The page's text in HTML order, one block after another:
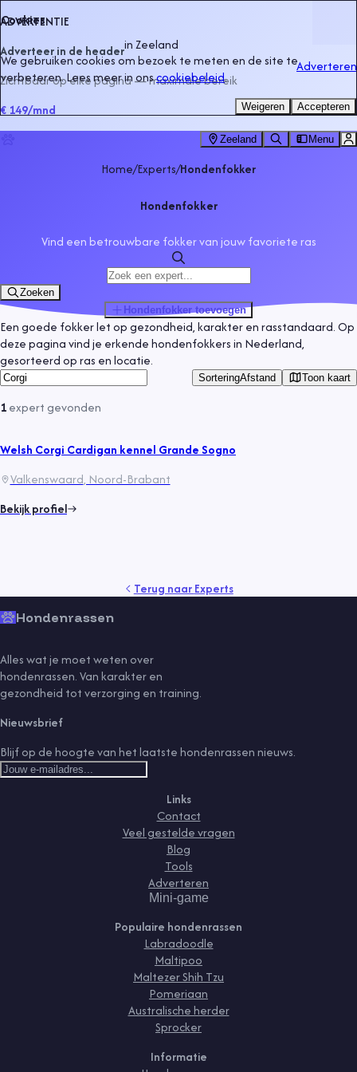
ADVERTENTIE
Adverteer in de headerinZeeland
Zichtbaar op elke pagina — maximale bereik
€ 149/mnd
Adverteren
Zeeland Menu
Home/Experts/Hondenfokker
Hondenfokker
Vind een betrouwbare fokker van jouw favoriete ras
Zoeken
Hondenfokkertoevoegen
Een goede fokker let op gezondheid, karakter en rasstandaard. Op
deze pagina vind je erkende hondenfokkers in Nederland,
gesorteerd op ras en locatie.
SorteringAfstand Toon kaart
1expert gevonden
Welsh Corgi Cardigan kennel Grande Sogno
Valkenswaard, Noord-Brabant
Bekijk profiel
Terug naarExperts
Hondenrassen
Alles wat je moet weten over
hondenrassen. Van karakter en
gezondheid tot verzorging en training.
Nieuwsbrief
Blijf op de hoogte van het laatste hondenrassen nieuws.
Links
Contact
Veel gestelde vragen
Blog
Tools
Adverteren
Mini-game
Populaire hondenrassen
Labradoodle
Maltipoo
Maltezer Shih Tzu
Pomeriaan
Australische herder
Sprocker
Informatie
Cookies
We gebruiken cookies om bezoek te meten en de site te
verbeteren. Lees meer in onscookiebeleid.
Weigeren Accepteren